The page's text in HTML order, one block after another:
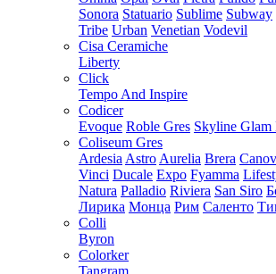
Sonora Statuario Sublime Subway
Tribe Urban Venetian Vodevil
Cisa Ceramiche
Liberty
Click
Tempo And Inspire
Codicer
Evoque Roble Gres Skyline Glam
Coliseum Gres
Ardesia Astro Aurelia Brera
Vinci Ducale Expo Fyamma
Natura Palladio Riviera San Siro
Лирика Монца Рим Саленто
Colli
Byron
Colorker